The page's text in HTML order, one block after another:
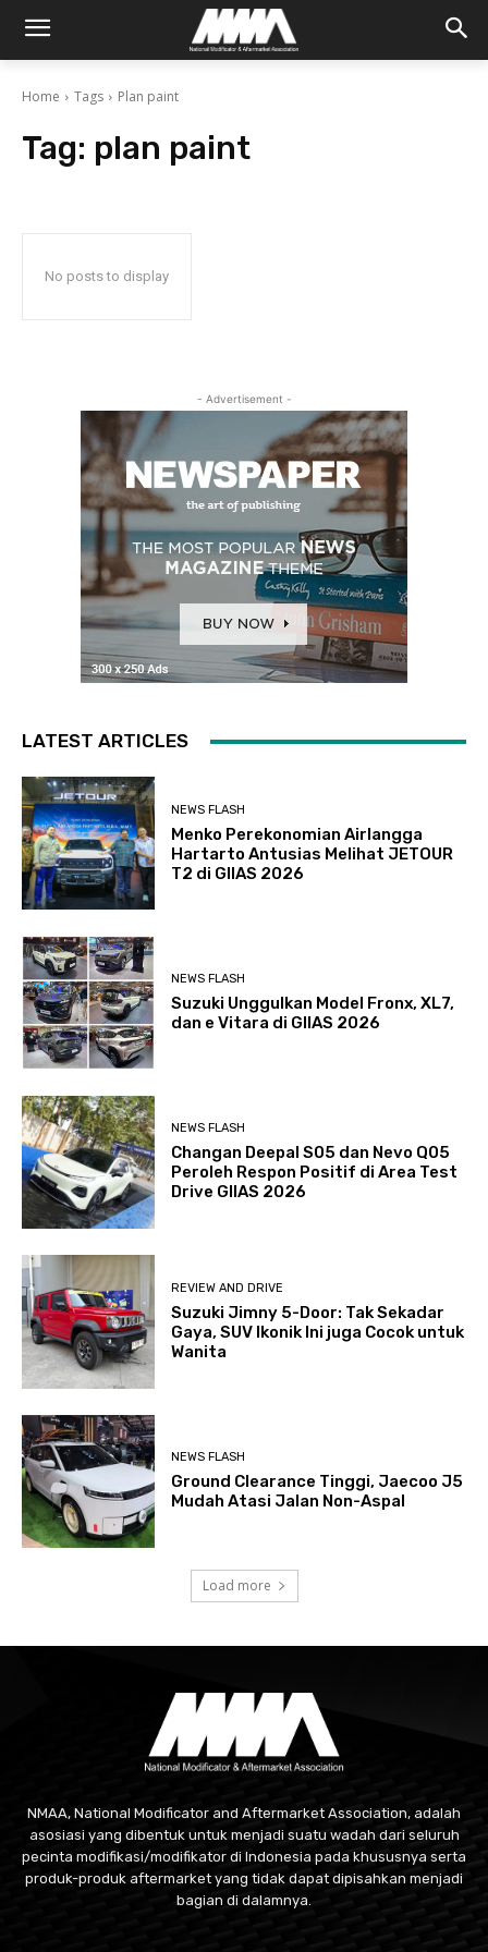
Home Tags Plan paint
Tag: plan paint
No posts to display
- Advertisement -
LATEST ARTICLES
NEWS FLASH
Menko Perekonomian Airlangga
Hartarto Antusias Melihat JETOUR
T2 di GIIAS 2026
NEWS FLASH
Suzuki Unggulkan Model Fronx, XL7,
dan e Vitara di GIIAS 2026
NEWS FLASH
Changan Deepal S05 dan Nevo Q05
Peroleh Respon Positif di Area Test
Drive GIIAS 2026
REVIEW AND DRIVE
Suzuki Jimny 5-Door: Tak Sekadar
Gaya, SUV Ikonik Ini juga Cocok untuk
Wanita
NEWS FLASH
Ground Clearance Tinggi, Jaecoo J5
Mudah Atasi Jalan Non-Aspal
Load more
NMAA, National Modificator and Aftermarket Association, adalah
asosiasi yang dibentuk untuk menjadi suatu wadah dari seluruh
pecinta modifikasi/modifikator di Indonesia pada khususnya serta
produk-produk aftermarket yang tidak dapat dipisahkan menjadi
bagian di dalamnya.